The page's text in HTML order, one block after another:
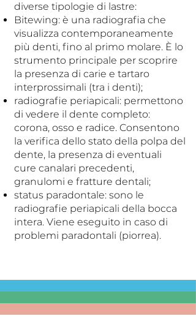
diverse tipologie di lastre:
Bitewing: è una radiografia che
visualizza contemporaneamente
più denti, fino al primo molare. È lo
strumento principale per scoprire
la presenza di carie e tartaro
interprossimali (tra i denti);
radiografie periapicali: permettono
di vedere il dente completo:
corona, osso e radice. Consentono
la verifica dello stato della polpa del
dente, la presenza di eventuali
cure canalari precedenti,
granulomi e fratture dentali;
status paradontale: sono le
radiografie periapicali della bocca
intera. Viene eseguito in caso di
problemi paradontali (piorrea).